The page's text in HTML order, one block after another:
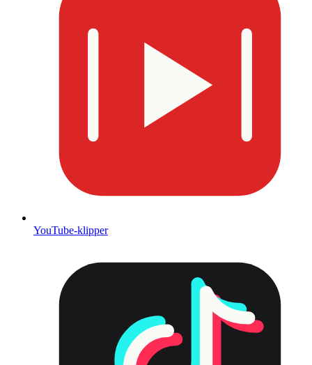
YouTube-klipper